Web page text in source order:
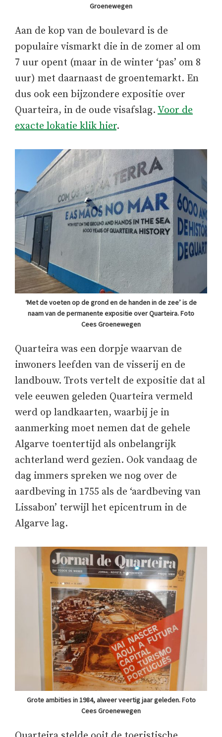
Groenewegen
Aan de kop van de boulevard is de
populaire vismarkt die in de zomer al om
7 uur opent (maar in de winter ‘pas’ om 8
uur) met daarnaast de groentemarkt. En
dus ook een bijzondere expositie over
Quarteira, in de oude visafslag. Voor de
exacte lokatie klik hier.
‘Met de voeten op de grond en de handen in de zee’ is de
naam van de permanente expositie over Quarteira. Foto
Cees Groenewegen
Quarteira was een dorpje waarvan de
inwoners leefden van de visserij en de
landbouw. Trots vertelt de expositie dat al
vele eeuwen geleden Quarteira vermeld
werd op landkaarten, waarbij je in
aanmerking moet nemen dat de gehele
Algarve toentertijd als onbelangrijk
achterland werd gezien. Ook vandaag de
dag immers spreken we nog over de
aardbeving in 1755 als de ‘aardbeving van
Lissabon’ terwijl het epicentrum in de
Algarve lag.
Grote ambities in 1984, alweer veertig jaar geleden. Foto
Cees Groenewegen